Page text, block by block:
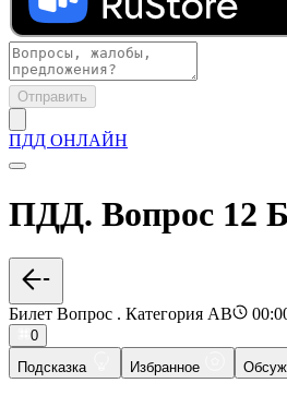
Отправить
ПДД ОНЛАЙН
ПДД. Вопрос 12
Билет Вопрос . Категория AB
0
Подсказка
Избранное